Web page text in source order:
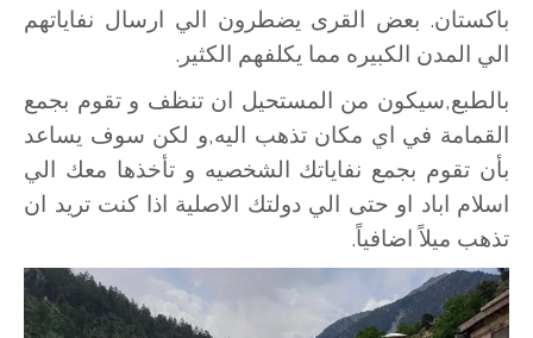
باكستان. بعض القرى يضطرون الي ارسال نفاياتهم
الي المدن الكبيره مما يكلفهم الكثير.
بالطبع,سيكون من المستحيل ان تنظف و تقوم بجمع
القمامة في اي مكان تذهب اليه,و لكن سوف يساعد
بأن تقوم بجمع نفاياتك الشخصيه و تأخذها معك الي
اسلام اباد او حتى الي دولتك الاصلية اذا كنت تريد ان
تذهب ميلاً اضافياً.